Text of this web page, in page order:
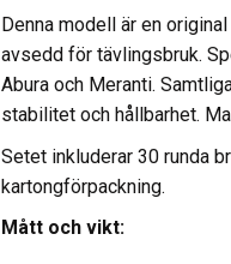
Denna modell är en
avsedd för tävlingsbruk.
Abura och Meranti.
stabilitet och hållbarhet.
Setet inkluderar 30 runda
kartongförpackning.
Mått och vikt: